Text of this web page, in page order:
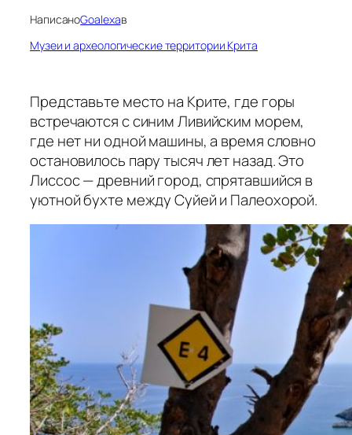
НаписаноGoalexaв
Музеи и археологические территории Крита
Представьте место на Крите, где горы
встречаются с синим Ливийским морем,
где нет ни одной машины, а время словно
остановилось пару тысяч лет назад. Это
Лиссос — древний город, спрятавшийся в
уютной бухте между Суйей и Палеохорой.